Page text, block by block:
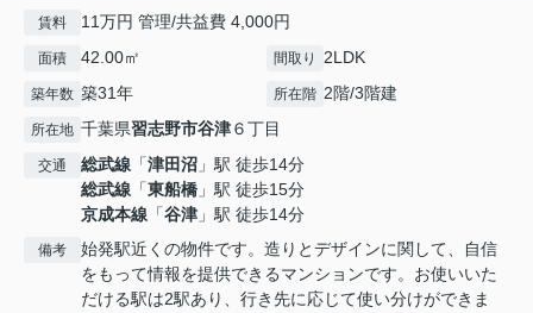
賃料 11万円 管理/共益費 4,000円
面積 42.00㎡ 間取り 2LDK
築年数 築31年 所在階 2階/3階建
所在地 千葉県習志野市谷津６丁目
交通 総武線 「津田沼 」駅 徒歩14分
総武線 「東船橋 」駅 徒歩15分
京成本線 「谷津 」駅 徒歩14分
備考
始発駅近くの物件です。造りとデザインに関して、自信
をもって情報を提供できるマンションです。お使いいた
だける駅は2駅あり、行き先に応じて使い分けができま